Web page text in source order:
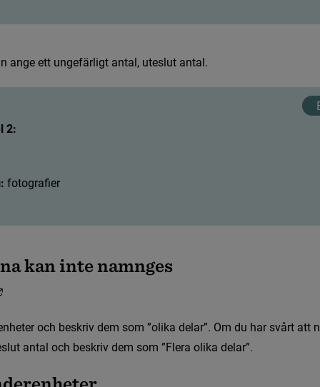
n ange ett ungefärligt antal, uteslut antal.
2:
fotografer
nakanintenamnges
L
nheter och beskriv dem som ”olika delar”. Om du har svårt att n
slut antal och beskriv dem som ”Flera olika delar”.